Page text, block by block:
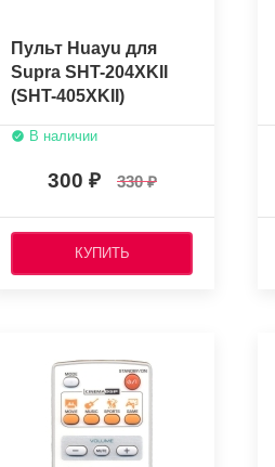
Пульт Huayu для
Supra SHT-204XKII
(SHT-405XKII)
В наличии
300 330
КУПИТЬ